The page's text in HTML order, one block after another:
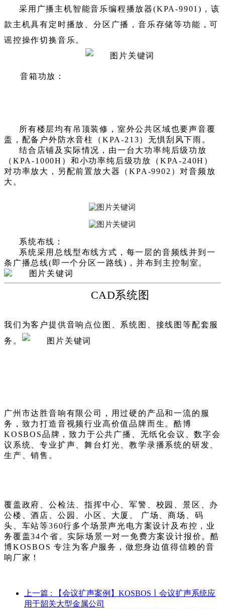
采用广播主机智能音乐编程播放器(KPA-9901)，该
款主机具有定时播放、分区广播，音乐存储等功能，可
谣控操作切换音乐。
音箱功放：
所有楼层均有吊顶装修，室外公共区域也要声音覆
盖，配备户外防水音柱（KPA-213）无惧刮风下雨。
结合店铺及实际情况，由一台大功率纯后级功放
（KPA-1000H）和小功率纯后级功放（KPA-240H）
对功率放大，另配前置放大器（KPA-9902）对音频放
大。
系统布线：
系统采用总线型布线方式，每一层的音频线并到一
条广播总线(即一个分区一路线)，并布到主控制室。
CAD系统图
我们为客户提供音响点位图、系统图、接线图等配套服
务。
广州市达胜音响有限公司，用过硬的产品和一流的服
务，致力打造音视频行业高价值品牌而生。酷博
KOSBOS品牌，致力于公共广播、无纸化会议、数字会
议系统、专业扩声、舞台灯光、教学录播系统的研发、
生产、销售。
覆盖政府、公检法、指挥中心、军警、校园、景区、办
公楼、酒店、公园、小区、大厦、 广场、商场、码
头、车站等360行多个场景声光电方案设计及布控，业
务覆盖34个省。实际场景一对一免费方案设计报价。酷
博KOSBOS 专注为客户服务，做您身边值得信赖的音
响厂家！
上一篇 : 【会议扩声案例】KOSBOS丨会议扩声系统应
用于韶关大型金属公司